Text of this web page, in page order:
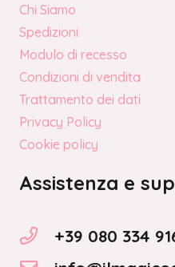
Chi Siamo
Spedizioni
Modulo di recesso
Condizioni di vendita
Trattamento dei dati
Privacy Policy
Cookie policy
Assistenza e
+39 080 334